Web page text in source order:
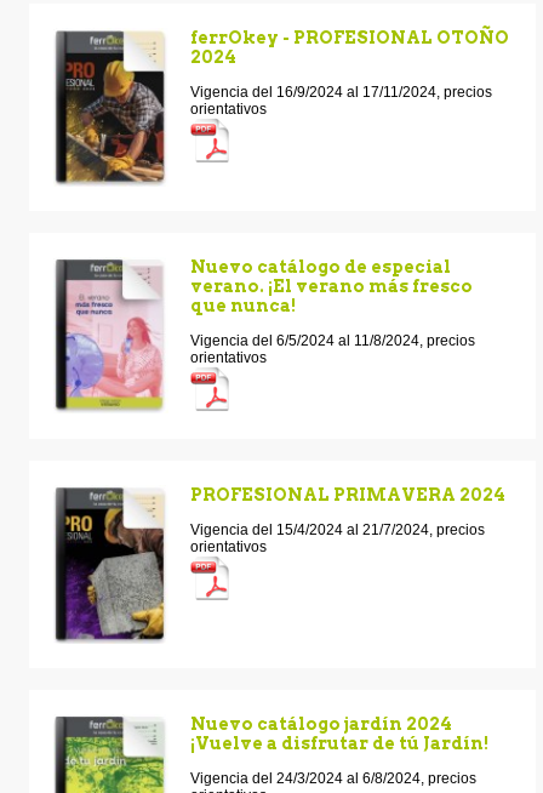
ferrOkey - PROFESIONAL OTOÑO
2024
Vigencia del 16/9/2024 al 17/11/2024, precios
orientativos
Nuevo catálogo de especial
verano. ¡El verano más fresco
que nunca!
Vigencia del 6/5/2024 al 11/8/2024, precios
orientativos
PROFESIONAL PRIMAVERA 2024
Vigencia del 15/4/2024 al 21/7/2024, precios
orientativos
Nuevo catálogo jardín 2024
¡Vuelve a disfrutar de tú Jardín!
Vigencia del 24/3/2024 al 6/8/2024, precios